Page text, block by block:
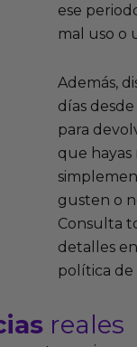
ese
mal uso o
Además,
días
para
que
gusten o
Consulta
detalles
política de
reales